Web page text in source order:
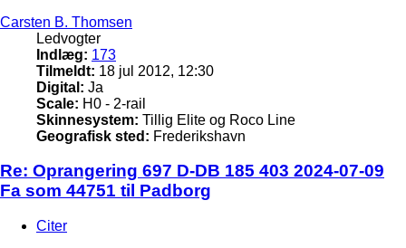
Carsten B. Thomsen
Ledvogter
Indlæg: 173
Tilmeldt: 18 jul 2012, 12:30
Digital: Ja
Scale: H0 - 2-rail
Skinnesystem: Tillig Elite og Roco Line
Geografisk sted: Frederikshavn
Re: Oprangering 697 D-DB 185 403 2024-07-09
Fa som 44751 til Padborg
Citer